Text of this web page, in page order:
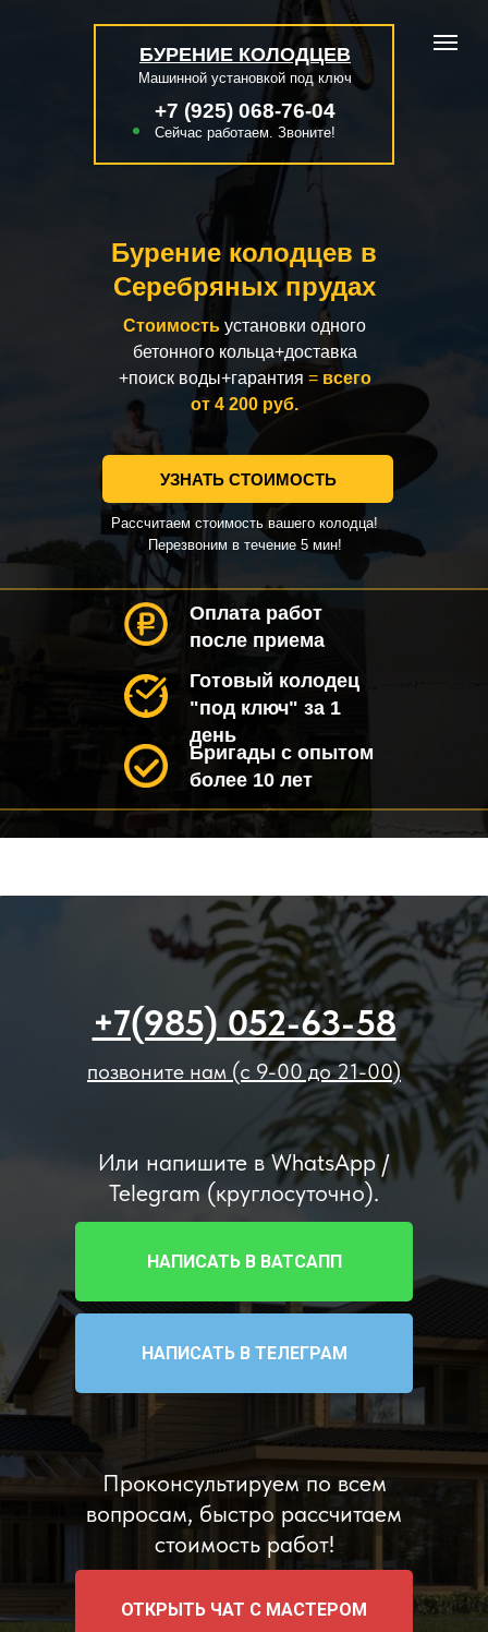
Бурение колодцев в
Серебряных прудах
Стоимость установки одного
бетонного кольца+доставка
+поиск воды+гарантия = всего
от 4 200 руб.
Оплата работ
после приема
Готовый колодец
"под ключ" за 1
день
Бригады с опытом
более 10 лет
УЗНАТЬ СТОИМОСТЬ
Рассчитаем стоимость вашего колодца!
Перезвоним в течение 5 мин!
БУРЕНИЕ КОЛОДЦЕВ
Машинной установкой под ключ
+7 (925) 068-76-04
Сейчас работаем. Звоните!
+7(985) 052-63-58
позвоните нам (с 9-00 до 21-00)
Или напишите в WhatsApp /
Telegram (круглосуточно).
НАПИСАТЬ В ВАТСАПП
НАПИСАТЬ В ТЕЛЕГРАМ
ОТКРЫТЬ ЧАТ С МАСТЕРОМ
Проконсультируем по всем
вопросам, быстро рассчитаем
стоимость работ!